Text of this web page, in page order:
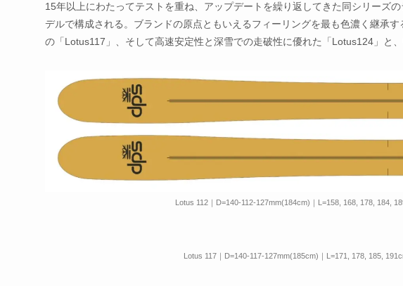
15年以上にわたってテストを重ね、アップデートを繰り返してきた同シリーズ
デルで構成される。ブランドの原点ともいえるフィーリングを最も色濃く継承
の「Lotus117」、そして高速安定性と深雪での走破性に優れた「Lotus124」と
Lotus 112｜D=140-112-127mm(184cm)｜L=158, 168, 178, 184,
Lotus 117｜D=140-117-127mm(185cm)｜L=171, 178, 185,